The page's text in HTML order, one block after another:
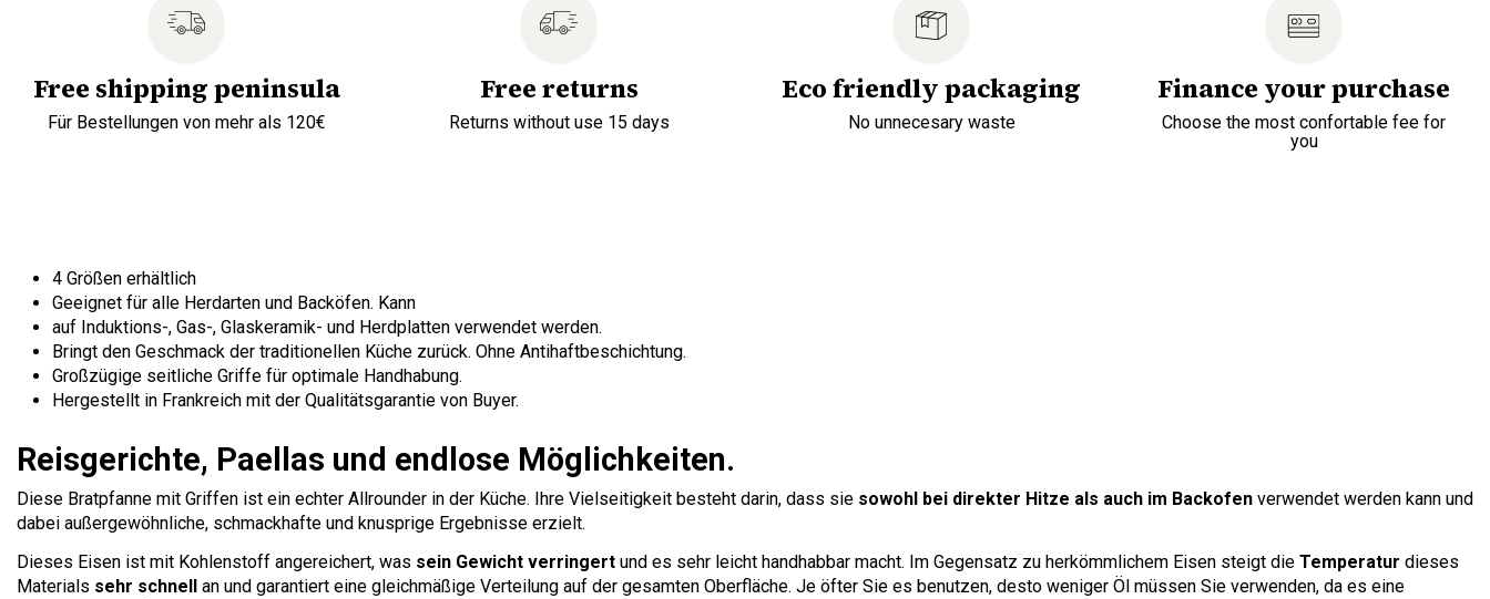
Free shipping peninsula
Für Bestellungen von mehr als 120€
Free returns
Returns without use 15 days
Eco friendly packaging
No unnecesary waste
Finance your purchase
Choose the most confortable fee for
you
4 Größen erhältlich
Geeignet für alle Herdarten und Backöfen. Kann
auf Induktions-, Gas-, Glaskeramik- und Herdplatten verwendet werden.
Bringt den Geschmack der traditionellen Küche zurück. Ohne Antihaftbeschichtung.
Großzügige seitliche Griffe für optimale Handhabung.
Hergestellt in Frankreich mit der Qualitätsgarantie von Buyer.
Reisgerichte, Paellas und endlose Möglichkeiten.
Diese Bratpfanne mit Griffen ist ein echter Allrounder in der Küche. Ihre Vielseitigkeit besteht darin, dass sie sowohl bei direkter Hitze als auch im Backofen verwendet werden kann und
dabei außergewöhnliche, schmackhafte und knusprige Ergebnisse erzielt.
Dieses Eisen ist mit Kohlenstoff angereichert, was sein Gewicht verringert und es sehr leicht handhabbar macht. Im Gegensatz zu herkömmlichem Eisen steigt die Temperatur dieses
Materials sehr schnell
an und garantiert eine gleichmäßige Verteilung auf der gesamten Oberfläche. Je öfter Sie es benutzen, desto weniger Öl müssen Sie verwenden, da es eine